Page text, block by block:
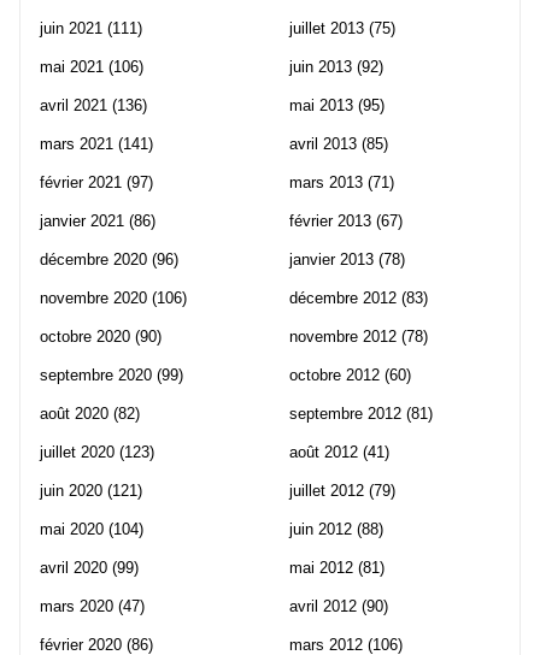
juin 2021 (111)
mai 2021 (106)
avril 2021 (136)
mars 2021 (141)
février 2021 (97)
janvier 2021 (86)
décembre 2020 (96)
novembre 2020 (106)
octobre 2020 (90)
septembre 2020 (99)
août 2020 (82)
juillet 2020 (123)
juin 2020 (121)
mai 2020 (104)
avril 2020 (99)
mars 2020 (47)
février 2020 (86)
juillet 2013 (75)
juin 2013 (92)
mai 2013 (95)
avril 2013 (85)
mars 2013 (71)
février 2013 (67)
janvier 2013 (78)
décembre 2012 (83)
novembre 2012 (78)
octobre 2012 (60)
septembre 2012 (81)
août 2012 (41)
juillet 2012 (79)
juin 2012 (88)
mai 2012 (81)
avril 2012 (90)
mars 2012 (106)